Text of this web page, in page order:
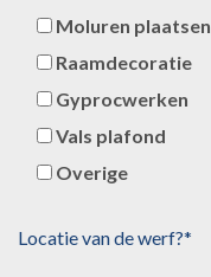
Moluren plaatsen
Raamdecoratie
Gyprocwerken
Vals plafond
Overige
Locatie van de werf?*